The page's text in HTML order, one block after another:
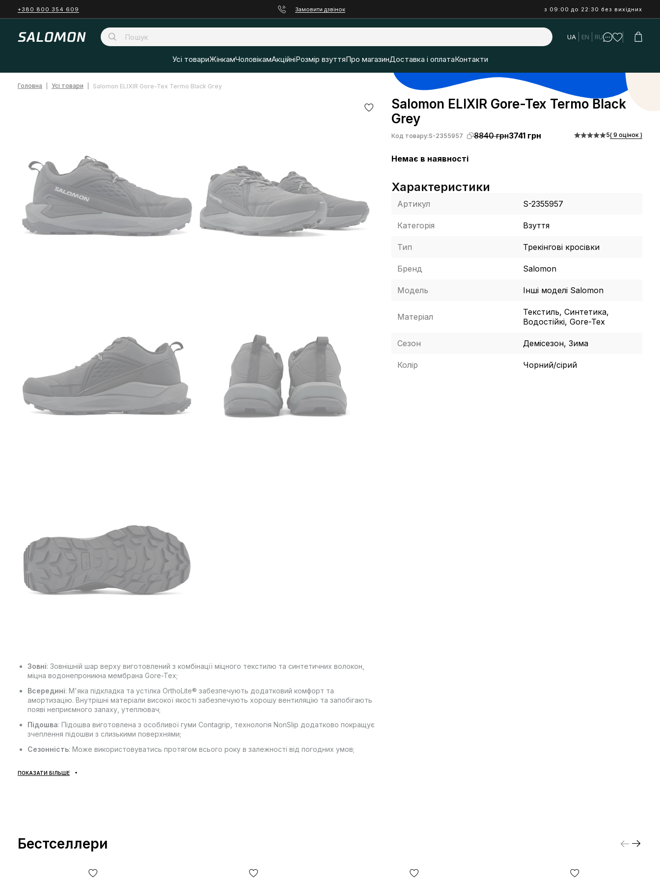
+380 800 354 609 Замовити дзвінок з 09:00 до 22:30 без вихідних
UA EN RU
Усі товариЖінкамЧоловікамАкційніРозмір взуттяПро магазинДоставка і оплатаКонтакти
Головна Усі товари Salomon ELIXIR Gore-Tex Termo Black Grey
Зовні: Зовнішній шар верху виготовлений з комбінації міцного текстилю та синтетичних волокон,
міцна водонепроникна мембрана Gore-Tex;
Всередині: М'яка підкладка та устілка OrthoLite® забезпечують додатковий комфорт та
амортизацію. Внутрішні матеріали високої якості забезпечують хорошу вентиляцію та запобігають
появі неприємного запаху, утеплювач;
Підошва: Підошва виготовлена з особливої гуми Contagrip, технологія NonSlip додатково покращує
зчеплення підошви з слизькими поверхнями;
Сезонність: Може використовуватись протягом всього року в залежності від погодних умов;
покупець може абсолютно безкоштовно відмовитися від посилки безпосередньо на відділенні пошти!
*Залежно від налаштувань та якості роботи Вашого гаджету колір товару, що зазначено на фото, може
ПОКАЗАТИ БІЛЬШЕ
Salomon ELIXIR Gore-Tex Termo Black
Grey
Код товару:S-2355957 8840 грн3741 грн 5( 9 оцінок )
Немає в наявності
Характеристики
Артикул S-2355957
Категорія Взуття
Тип Трекінгові кросівки
Бренд Salomon
Модель Інші моделі Salomon
Матеріал
Текстиль, Синтетика,
Водостійкі, Gore-Tex
Сезон Демісезон, Зима
Колір Чорний/сірий
Бестселлери